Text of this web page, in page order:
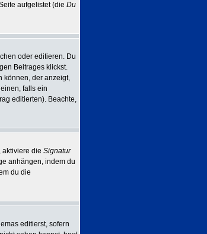
aufgelistet (die Du
oder editieren. Du
Beitrages klickst.
können, der anzeigt,
falls ein
editierten). Beachte,
aktiviere die Signatur
anhängen, indem du
du die
editierst, sofern